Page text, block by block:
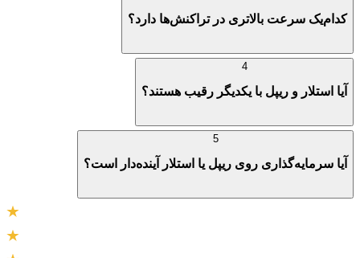
کدام‌یک سرعت بالاتری در تراکنش‌ها دارد؟
آیا استلار و ریپل با یکدیگر رقیب هستند؟
آیا سرمایه‌گذاری روی ریپل یا استلار آینده‌دار است؟